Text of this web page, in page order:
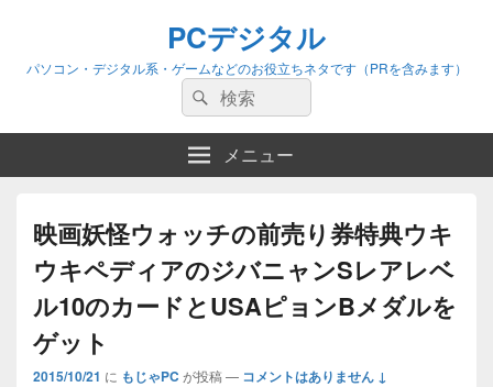
PCデジタル
パソコン・デジタル系・ゲームなどのお役立ちネタです（PRを含みます）
検
索:
検
索
メニュー
映画妖怪ウォッチの前売り券特典ウキ
ウキペディアのジバニャンSレアレベ
ル10のカードとUSAピョンBメダルを
ゲット
2015/10/21 に もじゃPC が投稿 — コメントはありません ↓